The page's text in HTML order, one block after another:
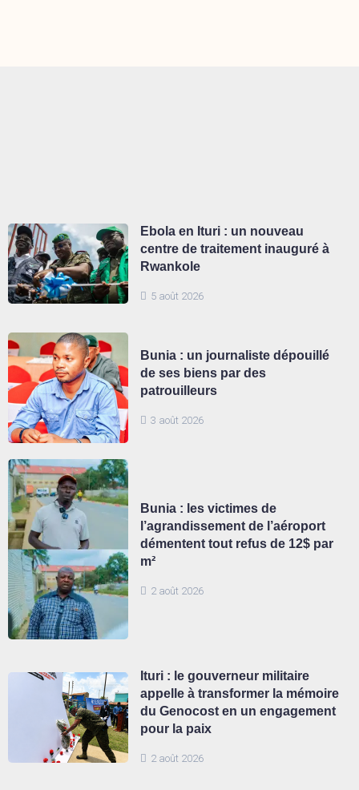
5 août 2026
Ebola en Ituri : un nouveau
centre de traitement inauguré à
Rwankole
3 août 2026
Bunia : un journaliste dépouillé
de ses biens par des
patrouilleurs
2 août 2026
Bunia : les victimes de
l’agrandissement de l’aéroport
démentent tout refus de 12$ par
m²
2 août 2026
Ituri : le gouverneur militaire
appelle à transformer la mémoire
du Genocost en un engagement
pour la paix